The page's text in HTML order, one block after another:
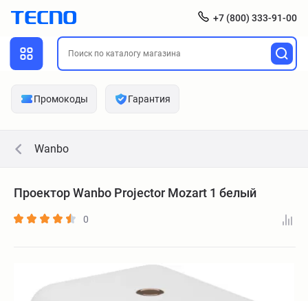
+7 (800) 333-91-00
Промокоды Гарантия
Wanbo
Проектор Wanbo Projector Mozart 1 белый
0